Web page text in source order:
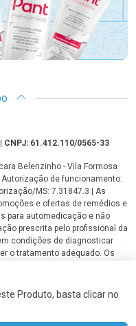
Produto, basta clicar no
CNPJ: 61.412.110/0565-33
Belenzinho - Vila Formosa
Autorização de funcionamento:
MS: 7.31847.3 | As
e ofertas de remédios e
para automedicação e não
prescrita pelo profissional da
condições de diagnosticar
o tratamento adequado. Os
ilustrativas. *Preços e
do dia. Antibióticos e
ou televendas. Portaria nº
de funcionamento Central